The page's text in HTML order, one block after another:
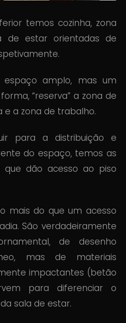
temos cozinha, zona
de estar orientadas de
amplo, mas um
“reserva” a zona de
e a zona de trabalho.
para a distribuição e
do espaço, temos as
que dão acesso ao piso
mais do que um acesso
São verdadeiramente
de desenho
mas de materiais
impactantes (betão
para diferenciar o
sala de estar.